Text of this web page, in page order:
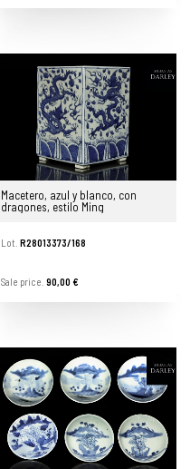
Macetero, azul y blanco, con
dragones, estilo Ming
Lot. R28013373/168
Sale price. 90,00 €